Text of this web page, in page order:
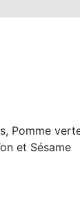
Pomme
et Sésame